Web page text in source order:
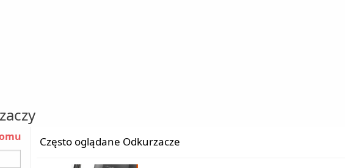
Często oglądane Odkurzacze